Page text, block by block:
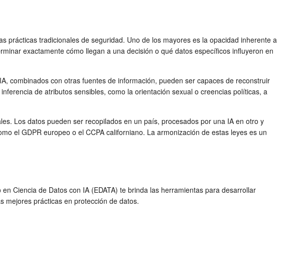
prácticas tradicionales de seguridad. Uno de los mayores es la opacidad inherente a
exactamente cómo llegan a una decisión o qué datos específicos influyeron en
combinados con otras fuentes de información, pueden ser capaces de reconstruir
de atributos sensibles, como la orientación sexual o creencias políticas, a
Los datos pueden ser recopilados en un país, procesados por una IA en otro y
el GDPR europeo o el CCPA californiano. La armonización de estas leyes es un
Ciencia de Datos con IA (EDATA) te brinda las herramientas para desarrollar
mejores prácticas en protección de datos.